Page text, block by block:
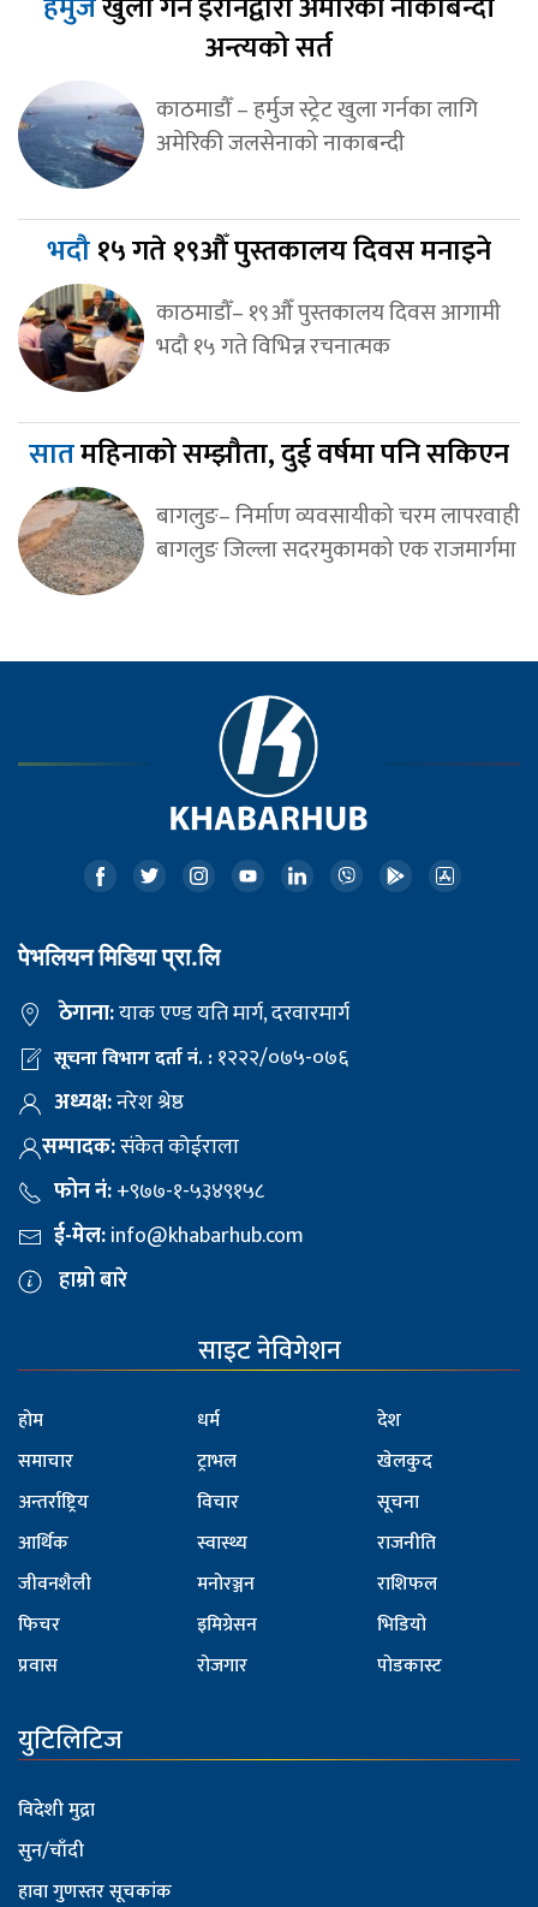
अन्त्यको सर्त
काठमाडौँ – हर्मुज स्ट्रेट खुला गर्नका लागि
अमेरिकी जलसेनाको नाकाबन्दी
भदौ१५ गते १९औँ पुस्तकालय दिवस मनाइने
काठमाडौँ– १९औँ पुस्तकालय दिवस आगामी
भदौ १५ गते विभिन्न रचनात्मक
सातमहिनाको सम्झौता, दुई वर्षमा पनि सकिएन
बागलुङ– निर्माण व्यवसायीको चरम लापरवाही
बागलुङ जिल्ला सदरमुकामको एक राजमार्गमा
पेभलियन मिडिया प्रा.लि
ठेगाना:याक एण्ड यति मार्ग, दरवारमार्ग
सूचना विभाग दर्ता नं. :१२२२/०७५-०७६
अध्यक्ष:नरेश श्रेष्ठ
सम्पादक:संकेत कोईराला
फोन नं:+९७७-१-५३४९१५८
ई-मेल:info@khabarhub.com
हाम्रो बारे
साइट नेविगेशन
होम
समाचार
अन्तर्राष्ट्रिय
आर्थिक
जीवनशैली
फिचर
प्रवास
धर्म
ट्राभल
विचार
स्वास्थ्य
मनोरञ्जन
इमिग्रेसन
रोजगार
देश
खेलकुद
सूचना
राजनीति
राशिफल
भिडियो
पोडकास्ट
युटिलिटिज
विदेशी मुद्रा
सुन/चाँदी
हावा गुणस्तर सूचकांक